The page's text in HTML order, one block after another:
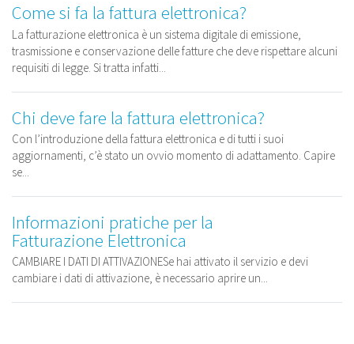
Come si fa la fattura elettronica?
La fatturazione elettronica è un sistema digitale di emissione,
trasmissione e conservazione delle fatture che deve rispettare alcuni
requisiti di legge. Si tratta infatti...
Chi deve fare la fattura elettronica?
Con l’introduzione della fattura elettronica e di tutti i suoi
aggiornamenti, c’è stato un ovvio momento di adattamento. Capire
se...
Informazioni pratiche per la
Fatturazione Elettronica
CAMBIARE I DATI DI ATTIVAZIONESe hai attivato il servizio e devi
cambiare i dati di attivazione, è necessario aprire un...